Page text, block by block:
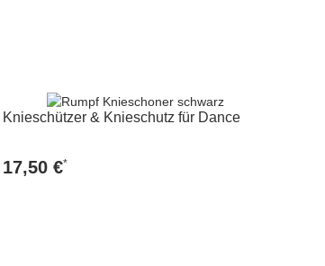
Knieschützer & Knieschutz für Dance
17,50 €*